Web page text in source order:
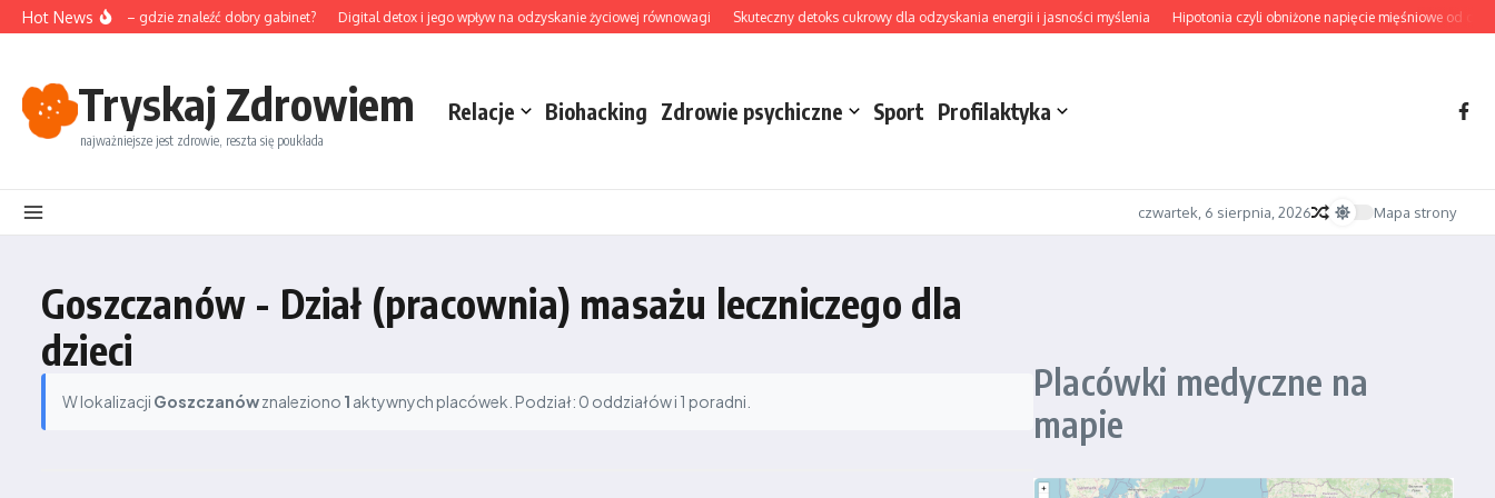
Przejdź do treści
Hot News
na Śląsku – gdzie znaleźć dobry gabinet? Digital detox i jego wpływ na odzyskanie życiowej równowagi Skuteczny detoks cukrowy dla odzyskania energii i jasności myślenia Hipotonia czyli obniżone napięcie mięśniowe od
Tryskaj Zdrowiem
najważniejsze jest zdrowie, reszta się poukłada
Relacje Biohacking Zdrowie psychiczne Sport Profilaktyka
czwartek, 6 sierpnia, 2026 Mapa strony
Goszczanów - Dział (pracownia) masażu leczniczego dla
dzieci
W lokalizacji Goszczanówznaleziono 1 aktywnych placówek. Podział: 0 oddziałów i 1 poradni.
Placówki medyczne na
mapie